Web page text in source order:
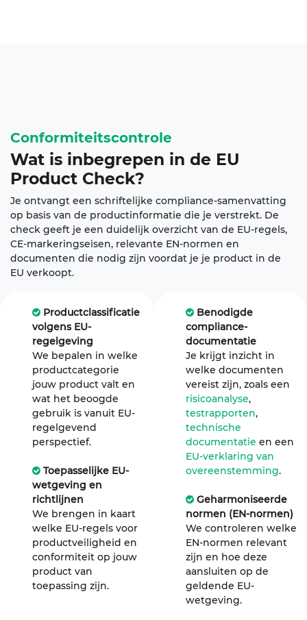
Conformiteitscontrole
Wat is inbegrepen in de EU
Product Check?
Je ontvangt een schriftelijke compliance-samenvatting
op basis van de productinformatie die je verstrekt. De
check geeft je een duidelijk overzicht van de EU-regels,
CE-markeringseisen, relevante EN-normen en
documenten die nodig zijn voordat je je product in de
EU verkoopt.
Productclassificatie
volgens EU-
regelgeving
We bepalen in welke
productcategorie
jouw product valt en
wat het beoogde
gebruik is vanuit EU-
regelgevend
perspectief.
Toepasselijke EU-
wetgeving en
richtlijnen
We brengen in kaart
welke EU-regels voor
productveiligheid en
conformiteit op jouw
product van
toepassing zijn.
Benodigde
compliance-
documentatie
Je krijgt inzicht in
welke documenten
vereist zijn, zoals een
risicoanalyse,
testrapporten,
technische
documentatie en een
EU-verklaring van
overeenstemming.
Geharmoniseerde
normen (EN-normen)
We controleren welke
EN-normen relevant
zijn en hoe deze
aansluiten op de
geldende EU-
wetgeving.